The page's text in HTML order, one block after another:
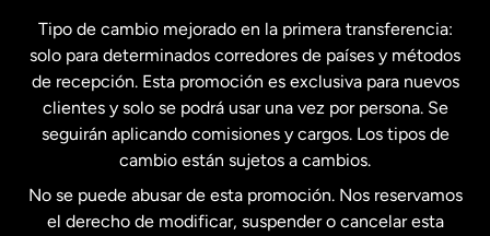
Estados Unidos English
Estados Unidos Español
Francia
Tipo de cambio mejorado en la primera transferencia:
solo para determinados corredores de países y métodos
de recepción. Esta promoción es exclusiva para nuevos
clientes y solo se podrá usar una vez por persona. Se
seguirán aplicando comisiones y cargos. Los tipos de
cambio están sujetos a cambios.
No se puede abusar de esta promoción. Nos reservamos
el derecho de modificar, suspender o cancelar esta